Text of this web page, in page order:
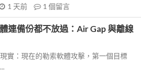
1 天前 1 個留言
連備份都不放過：Air Gap 與離線
實：現在的勒索軟體攻擊，第一個目標